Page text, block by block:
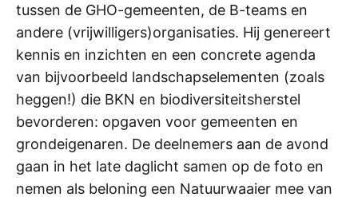
tussen de GHO-gemeenten, de B-teams en
andere (vrijwilligers)organisaties. Hij genereert
kennis en inzichten en een concrete agenda
van bijvoorbeeld landschapselementen (zoals
heggen!) die BKN en biodiversiteitsherstel
bevorderen: opgaven voor gemeenten en
grondeigenaren. De deelnemers aan de avond
gaan in het late daglicht samen op de foto en
nemen als beloning een Natuurwaaier mee van